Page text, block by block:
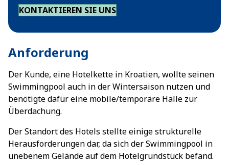
KONTAKTIEREN SIE UNS
Anforderung
Der Kunde, eine Hotelkette in Kroatien, wollte seinen
Swimmingpool auch in der Wintersaison nutzen und
benötigte dafür eine mobile/temporäre Halle zur
Überdachung.
Der Standort des Hotels stellte einige strukturelle
Herausforderungen dar, da sich der Swimmingpool in
unebenem Gelände auf dem Hotelgrundstück befand.